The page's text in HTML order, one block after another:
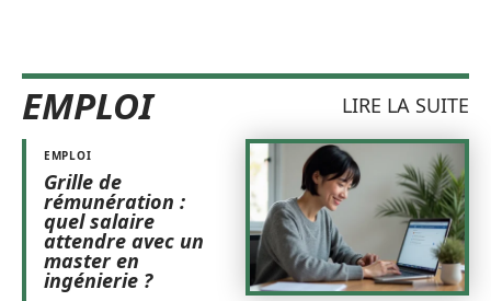
EMPLOI LIRE LA SUITE
EMPLOI
Grille de
rémunération :
quel salaire
attendre avec un
master en
ingénierie ?